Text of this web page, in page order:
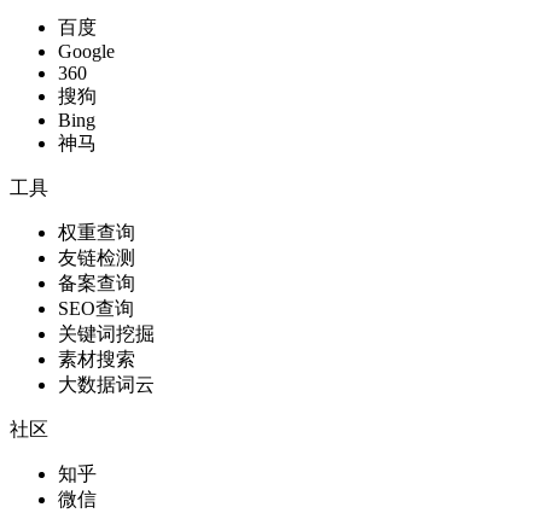
百度
Google
360
搜狗
Bing
神马
工具
权重查询
友链检测
备案查询
SEO查询
关键词挖掘
素材搜索
大数据词云
社区
知乎
微信